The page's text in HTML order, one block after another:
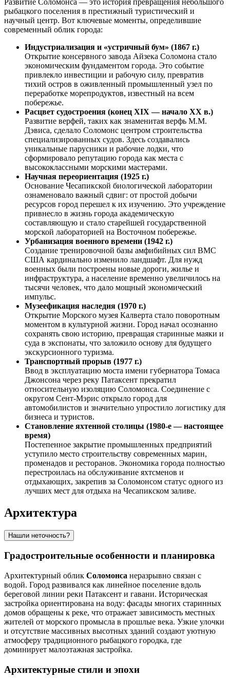
рыбацкого поселения в престижный туристический и
научный центр. Вот ключевые моменты, определившие
современный облик города:
Индустриализация и «устричный бум» (1867 г.)
Открытие консервного завода Айзека Соломона стало
экономическим фундаментом города. Это событие
привлекло инвестиции и рабочую силу, превратив
тихий остров в оживленный промышленный узел по
переработке морепродуктов, известный на всем
побережье.
Расцвет судостроения (конец XIX — начало XX в.)
Развитие верфей, таких как знаменитая верфь М.М.
Дэвиса, сделало Соломонс центром строительства
специализированных судов. Здесь создавались
уникальные парусники и рабочие лодки, что
сформировало репутацию города как места с
высококлассными морскими мастерами.
Научная переориентация (1925 г.)
Основание Чесапикской биологической лаборатории
ознаменовало важный сдвиг: от простой добычи
ресурсов город перешел к их изучению. Это учреждение
привнесло в жизнь города академическую
составляющую и стало старейшей государственной
морской лабораторией на Восточном побережье.
Урбанизация военного времени (1942 г.)
Создание тренировочной базы амфибийных сил ВМС
США кардинально изменило ландшафт. Для нужд
военных были построены новые дороги, жилье и
инфраструктура, а население временно увеличилось на
тысячи человек, что дало мощный экономический
импульс.
Музеефикация наследия (1970 г.)
Открытие Морского музея Калверта стало поворотным
моментом в культурной жизни. Город начал осознанно
сохранять свою историю, превращая старинные маяки и
суда в экспонаты, что заложило основу для будущего
экскурсионного туризма.
Транспортный прорыв (1977 г.)
Ввод в эксплуатацию моста имени губернатора Томаса
Джонсона через реку Патаксент прекратил
относительную изоляцию Соломонса. Соединение с
округом Сент-Мэрис открыло город для
автомобилистов и значительно упростило логистику для
бизнеса и туристов.
Становление яхтенной столицы (1980-е — настоящее
время)
Постепенное закрытие промышленных предприятий
уступило место строительству современных марин,
променадов и ресторанов. Экономика города полностью
перестроилась на обслуживание яхтсменов и
отдыхающих, закрепив за Соломонсом статус одного из
лучших мест для отдыха на Чесапикском заливе.
Архитектура
Нашли неточность?
Градостроительные особенности и планировка
Архитектурный облик Соломонса неразрывно связан с
водой. Город развивался как линейное поселение вдоль
береговой линии реки Патаксент и гавани. Историческая
застройка ориентирована на воду: фасады многих старинных
домов обращены к реке, что отражает зависимость местных
жителей от морского промысла в прошлые века. Узкие улочки
и отсутствие массивных высотных зданий создают уютную
атмосферу традиционного рыбацкого городка, где
доминирует малоэтажная застройка.
Архитектурные стили и эпохи